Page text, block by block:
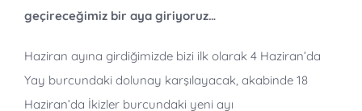
geçireceğimiz bir aya giriyoruz…
Haziran ayına girdiğimizde bizi ilk olarak 4 Haziran’da
Yay burcundaki dolunay karşılayacak, akabinde 18
Haziran’da İkizler burcundaki yeni ayı